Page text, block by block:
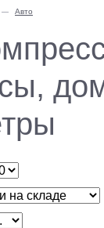
Авто